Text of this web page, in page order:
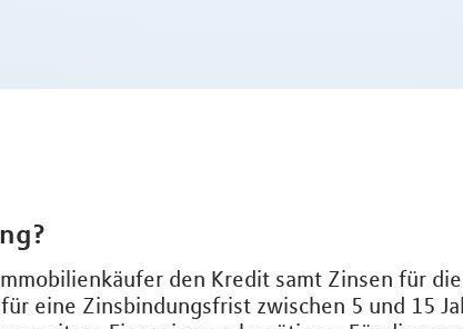
den Kredit samt Zinsen für
eine Zinsbindungsfrist zwischen 5 und 15